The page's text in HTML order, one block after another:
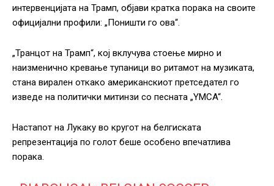
интервенцијата на Трамп, објави кратка порака на своите
официјални профили: „Поништи го ова“.
„Транцот на Трамп“, кој вклучува стоење мирно и
наизменично кревање тупаници во ритамот на музиката,
стана вирален откако американскиот претседател го
изведе на политички митинзи со песната „YMCA“.
Настапот на Лукаку во кругот на белгиската
репрезентација по голот беше особено впечатлива
порака.